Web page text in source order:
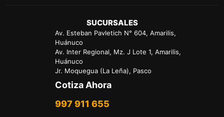
SUCURSALES
Av. Esteban Pavletich N° 604, Amarilis,
Huánuco
Av. Inter Regional, Mz. J Lote 1, Amarilis,
Huánuco
Jr. Moquegua (La Leña), Pasco
Cotiza Ahora
997 911 655